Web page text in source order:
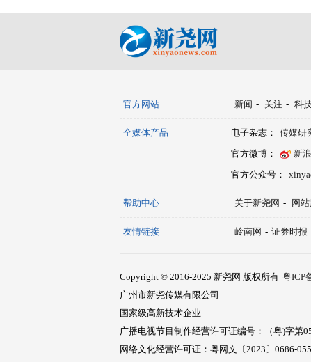
官方网站 新闻 - 关注 - 科
全媒体产品 电子杂志：
传媒研
官方微博：
新
官方公众号：
帮助中心 关于新尧网 - 网
友情链接 岭南网 - 证券时报
Copyright © 2016-2025 新尧网 版权所有 粤ICP
广州市新尧传媒有限公司
国家级高新技术企业
广播电视节目制作经营许可证编号：（粤)字第
网络文化经营许可证：粤网文〔2023〕0686-